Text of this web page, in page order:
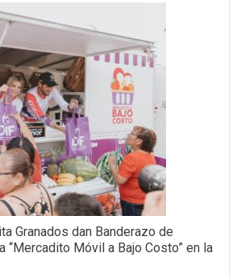
Granados dan Banderazo de
“Mercadito Móvil a Bajo Costo” en la